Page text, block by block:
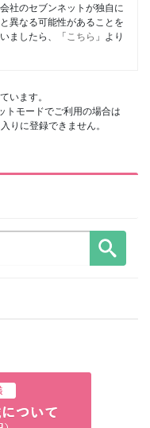
社のセブンネットが独自に
異なる可能性があることを
ましたら、「 こちら 」より
います。
トモードでご利用の場合は
りに登録できません。